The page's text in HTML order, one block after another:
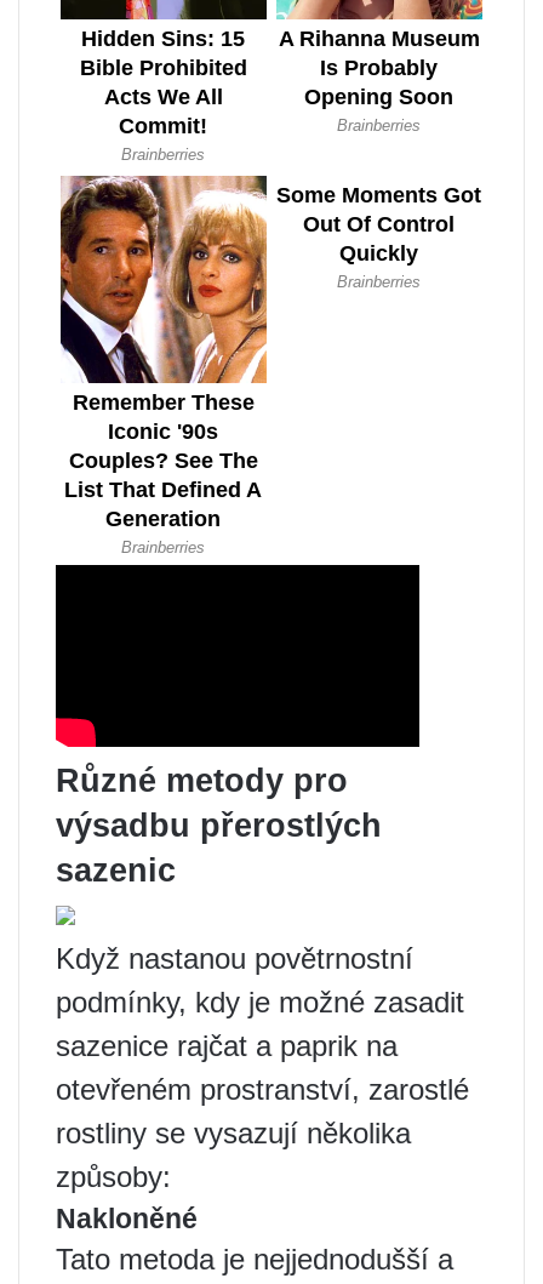
Různé metody pro
výsadbu přerostlých
sazenic
Když nastanou povětrnostní
podmínky, kdy je možné zasadit
sazenice rajčat a paprik na
otevřeném prostranství, zarostlé
rostliny se vysazují několika
způsoby:
Nakloněné
Tato metoda je nejjednodušší a